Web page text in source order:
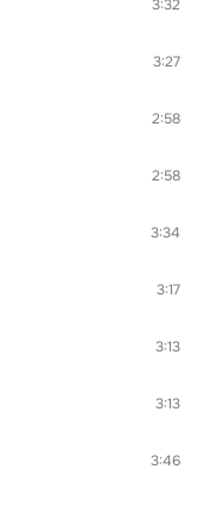
3:32
3:27
2:58
2:58
3:34
3:17
3:13
3:13
3:46